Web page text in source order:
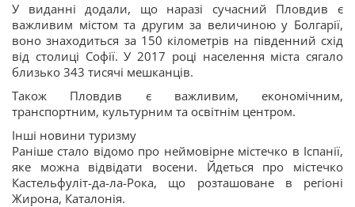
У виданні додали, що наразі сучасний Пловдив є
важливим містом та другим за величиною у Болгарії,
воно знаходиться за 150 кілометрів на південний схід
від столиці Софії. У 2017 році населення міста сягало
близько 343 тисячі мешканців.
Також Пловдив є важливим, економічним,
транспортним, культурним та освітнім центром.
Інші новини туризму
Раніше стало відомо про неймовірне містечко в Іспанії,
яке можна відвідати восени. Йдеться про містечко
Кастельфуліт-да-ла-Рока, що розташоване в регіоні
Жирона, Каталонія.